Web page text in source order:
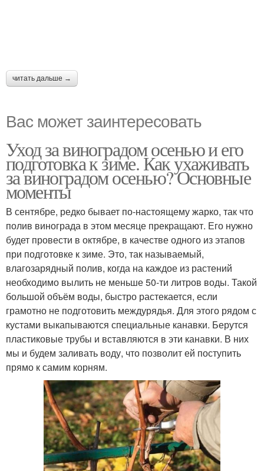
читать дальше →
Вас может заинтересовать
Уход за виноградом осенью и его
подготовка к зиме. Как ухаживать
за виноградом осенью? Основные
моменты
В сентябре, редко бывает по-настоящему жарко, так что
полив винограда в этом месяце прекращают. Его нужно
будет провести в октябре, в качестве одного из этапов
при подготовке к зиме. Это, так называемый,
влагозарядный полив, когда на каждое из растений
необходимо вылить не меньше 50-ти литров воды. Такой
большой объём воды, быстро растекается, если
грамотно не подготовить междурядья. Для этого рядом с
кустами выкапываются специальные канавки. Берутся
пластиковые трубы и вставляются в эти канавки. В них
мы и будем заливать воду, что позволит ей поступить
прямо к самим корням.